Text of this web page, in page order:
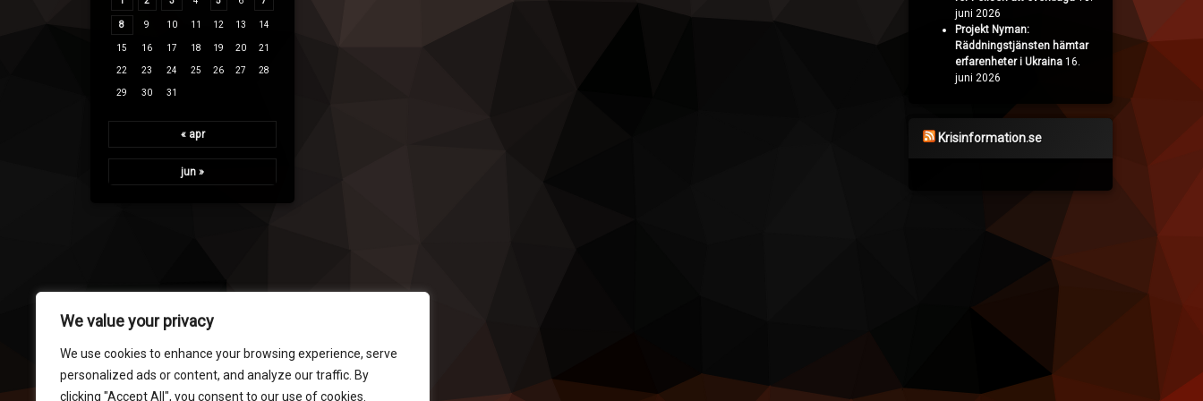
We value your privacy
We use cookies to enhance your browsing experience, serve
personalized ads or content, and analyze our traffic. By
clicking "Accept All", you consent to our use of cookies.
8 9 10 11 12 13 14
15 16 17 18 19 20 21
22 23 24 25 26 27 28
29 30 31
« apr
jun »
juni 2026
Projekt Nyman:
Räddningstjänsten hämtar
erfarenheter i Ukraina 16.
juni 2026
Krisinformation.se